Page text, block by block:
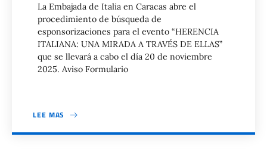
La Embajada de Italia en Caracas abre el
procedimiento de búsqueda de
esponsorizaciones para el evento “HERENCIA
ITALIANA: UNA MIRADA A TRAVÉS DE ELLAS”
que se llevará a cabo el día 20 de noviembre
2025. Aviso Formulario
LEE MAS